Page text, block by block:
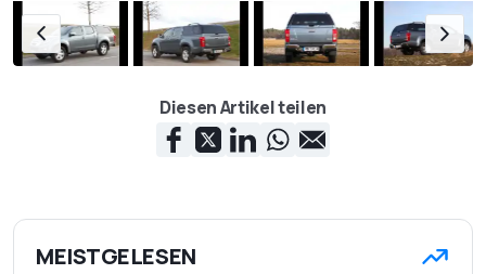
Diesen Artikel teilen
MEISTGELESEN